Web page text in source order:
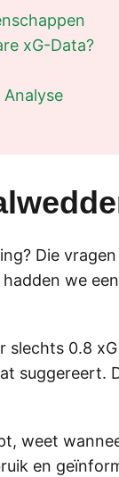
xG-Data?
Analyse
Die
we
0.8
suggereert.
weet
en